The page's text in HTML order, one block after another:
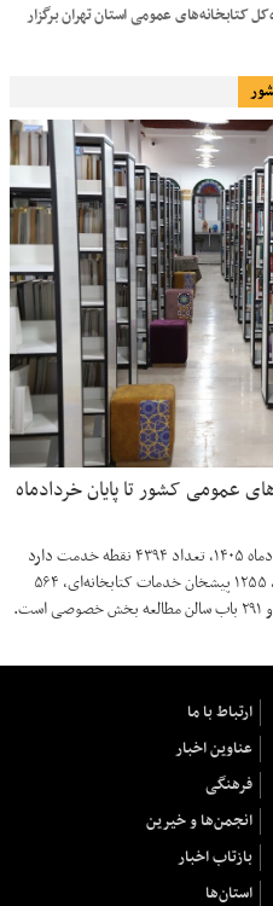
کتابخانه‌های عمومی استان تهران برگزار
عمومی کشور تا پایان خردادماه
نهاد کتابخانه‌های عمومی کشور تا پایان خردادماه ۱۴۰۵، تعداد ۴۳۹۴ نقطه خدمت دارد
که از این تعداد، ۲۲۸۴ باب کتابخانه عمومی، ۱۲۵۵ پیشخان خدمات کتابخانه‌ای، ۵۶۴
ارتباط با ما
عناوین اخبار
فرهنگی
انجمن‌ها و خیرین
بازتاب اخبار
استان‌ها